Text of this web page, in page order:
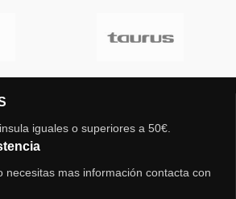
iguales o superiores a 50€.
necesitas mas información contacta con